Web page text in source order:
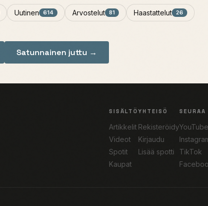
Uutinen 614 Arvostelut 81 Haastattelut 26
Satunnainen juttu →
SISÄLTÖ
Artikkelit
Videot
Spotit
Kaupat
YHTEISÖ
Rekisteröidy
Kirjaudu
Lisää spotti
SEURAA
YouTube
TikTok